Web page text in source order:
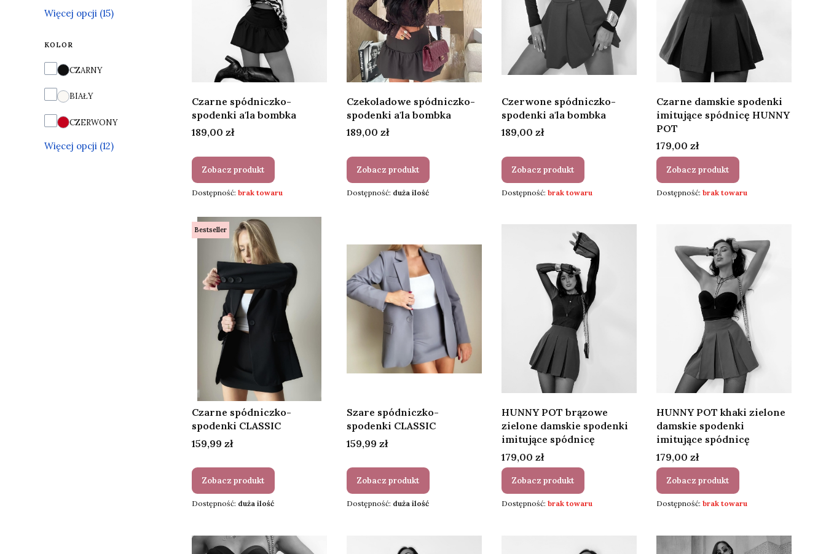
Więcej opcji (15)
KOLOR
KolorCZARNY
BIAŁY
CZERWONY
Więcej opcji (12)
Czarne spódniczko-
spodenki a'la bombka
Cena
189,00 zł
Zobacz produkt
Dostępność: brak towaru
Czekoladowe spódniczko-
spodenki a'la bombka
Cena
189,00 zł
Zobacz produkt
Dostępność: duża ilość
Czerwone spódniczko-
spodenki a'la bombka
Cena
189,00 zł
Zobacz produkt
Dostępność: brak towaru
Czarne damskie spodenki
imitujące spódnicę HUNNY
POT
Cena
179,00 zł
Zobacz produkt
Dostępność: brak towaru
Bestseller
Czarne spódniczko-
spodenki CLASSIC
Cena
159,99 zł
Zobacz produkt
Dostępność: duża ilość
Szare spódniczko-
spodenki CLASSIC
Cena
159,99 zł
Zobacz produkt
Dostępność: duża ilość
HUNNY POT brązowe
zielone damskie spodenki
imitujące spódnicę
Cena
179,00 zł
Zobacz produkt
Dostępność: brak towaru
HUNNY POT khaki zielone
damskie spodenki
imitujące spódnicę
Cena
179,00 zł
Zobacz produkt
Dostępność: brak towaru